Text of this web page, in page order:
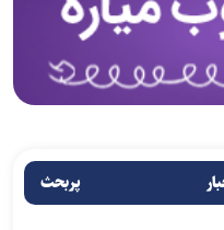
پربحث